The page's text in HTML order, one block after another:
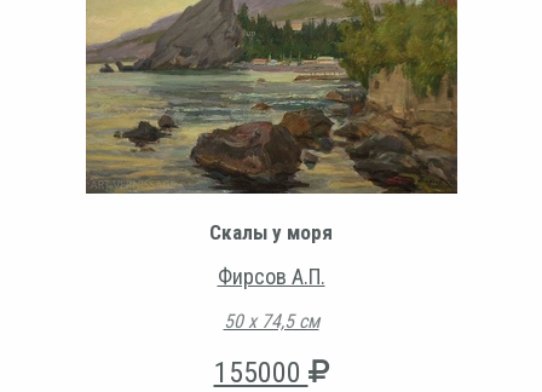
Скалы у моря
Фирсов А.П.
50 х 74,5 см
155000